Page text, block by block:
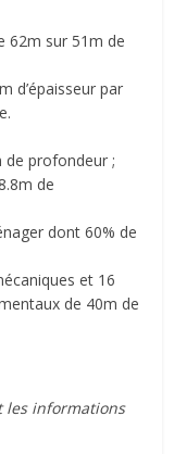
62m sur 51m de
d’épaisseur par
de profondeur ;
de
dont 60% de
et 16
de 40m de
les informations